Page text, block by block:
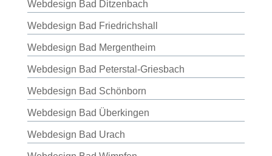
Webdesign Bad Ditzenbach
Webdesign Bad Friedrichshall
Webdesign Bad Mergentheim
Webdesign Bad Peterstal-Griesbach
Webdesign Bad Schönborn
Webdesign Bad Überkingen
Webdesign Bad Urach